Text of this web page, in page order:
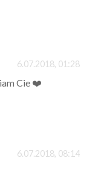
6.07.2018, 01:28
Cie ❤️
6.07.2018, 08:14